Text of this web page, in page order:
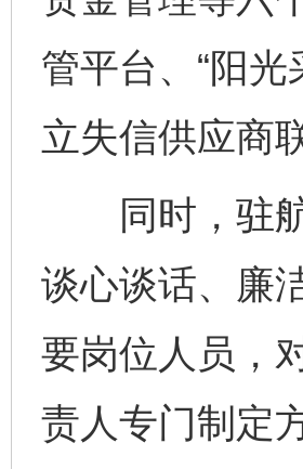
管平台、“阳
立失信供应商
同时，驻航
谈心谈话、廉
要岗位人员，
责人专门制定